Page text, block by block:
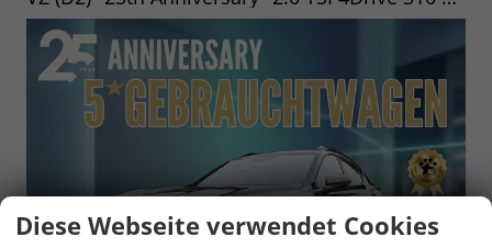
Diese Webseite verwendet Cookies